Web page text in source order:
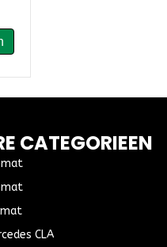
CATEGORIEEN
CLA